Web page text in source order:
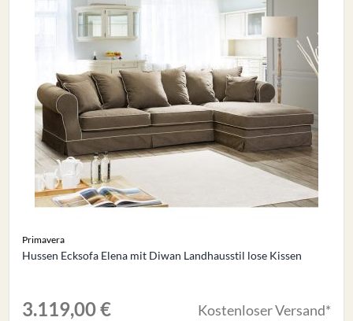
Primavera
Hussen Ecksofa Elena mit Diwan Landhausstil lose Kissen
3.119,00 € Kostenloser Versand*